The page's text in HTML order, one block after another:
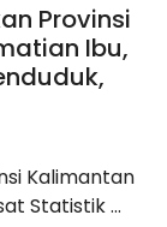
Provinsi
Ibu,
Kalimantan
Statistik ...